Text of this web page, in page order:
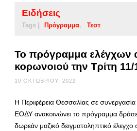
Ειδήσεις
Tags | Πρόγραμμα Τεστ
Το πρόγραμμα ελέγχων
κορωνοιού την Τρίτη 11/
10 ΟΚΤΩΒΡΊΟΥ, 2022
Η Περιφέρεια Θεσσαλίας σε
ΕΟΔΥ ανακοινώνει το πρόγραμμα
δωρεάν μαζικό δειγματοληπτικό